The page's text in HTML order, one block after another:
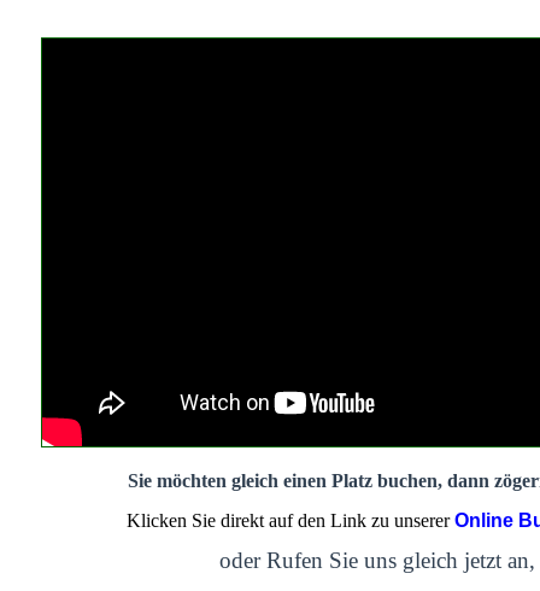
Sie möchten gleich einen Platz buchen, dann
Klicken Sie direkt auf den Link zu unsererOnline
oder Rufen Sie uns gleich jetzt an,